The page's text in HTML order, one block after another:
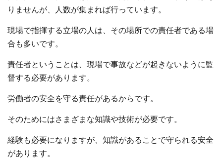
りませんが、人数が集まれば行っています。
現場で指揮する立場の人は、その場所での責任者である場
合も多いです。
責任者ということは、現場で事故などが起きないように監
督する必要があります。
労働者の安全を守る責任があるからです。
そのためにはさまざまな知識や技術が必要です。
経験も必要になりますが、知識があることで守られる安全
があります。